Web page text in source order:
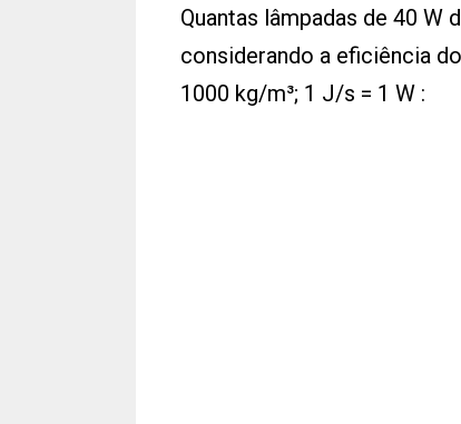
Quantas lâmpadas de 40 W
considerando a eficiência
1000 kg/m³; 1 J/s = 1 W :